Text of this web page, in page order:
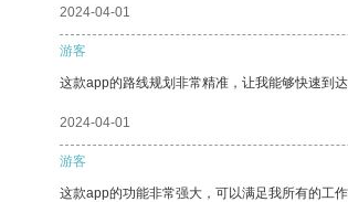
2024-04-01
游客
这款app的路线规划非常精准，让我能够快速到达
2024-04-01
游客
这款app的功能非常强大，可以满足我所有的工